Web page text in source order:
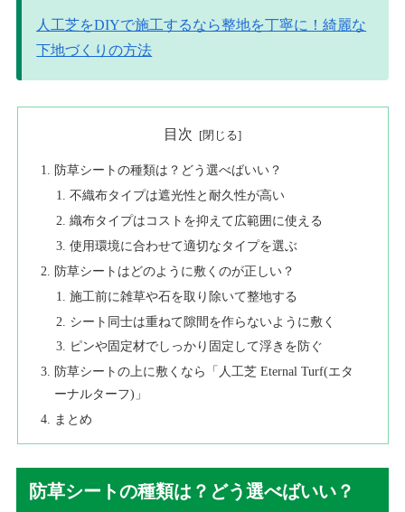
人工芝をDIYで施工するなら整地を丁寧に！綺麗な
下地づくりの方法
目次
防草シートの種類は？どう選べばいい？
不織布タイプは遮光性と耐久性が高い
織布タイプはコストを抑えて広範囲に使える
使用環境に合わせて適切なタイプを選ぶ
防草シートはどのように敷くのが正しい？
施工前に雑草や石を取り除いて整地する
シート同士は重ねて隙間を作らないように敷く
ピンや固定材でしっかり固定して浮きを防ぐ
防草シートの上に敷くなら「人工芝 Eternal Turf(エタ
ーナルターフ)」
まとめ
防草シートの種類は？どう選べばいい？